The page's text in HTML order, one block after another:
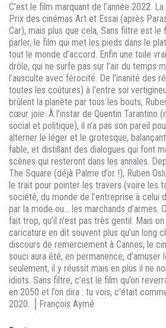
C’est le film marquant de l’année 2022.
Prix des cinémas Art et Essai (après
Car), mais plus que cela, Sans filtre est le
parler, le film qui met les pieds dans le
tout le monde d’accord. Enfin une toile
drôle, qui ne surfe pas sur l’air du temps
l’ausculte avec férocité. De l’inanité des
toutes les coûtures) à l’entre soi
brûlent la planète par tous les bouts,
cœur joie. À l’instar de Quentin Tarantino
social et politique), il n’a pas son pareil
alterner le léger et le grotesque,
fable, et distillant des dialogues qui font
scènes qui resteront dans les annales.
The Square (déjà Palme d’or !), Ruben
le trait pour pointer les travers (voire les
société, du monde de l’entreprise à celui
par la mode ou… les marchands d’armes.
fait trop, qu’il n’est pas très gentil. Mais on
caricature en dit souvent plus qu’un long
discours de remerciement à Cannes, le
souci aura été, en permanence, d’amuser
seulement, il y réussit mais en plus il ne
idiots. Sans filtre, c’est le film qu’on
en 2050 et l’on dira : tu vois, c’était
2020. ⎥ François Aymé